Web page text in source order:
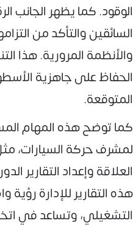
الوقود. كما يظهر الجانب
السائقين والتأكد من
والأنظمة المرورية. هذا
الحفاظ على جاهزية
المتوقعة.
كما توضح هذه المهام
لمشرف حركة السيارات،
العلاقة وإعداد التقارير
هذه التقارير للإدارة
التشغيلي، وتساعد في